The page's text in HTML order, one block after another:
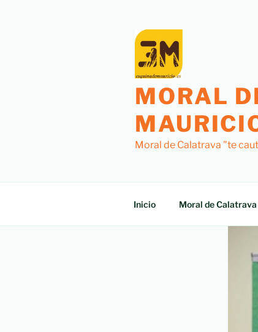
MORAL
Moral de Calatrava "te
Inicio Moral de Calatrava